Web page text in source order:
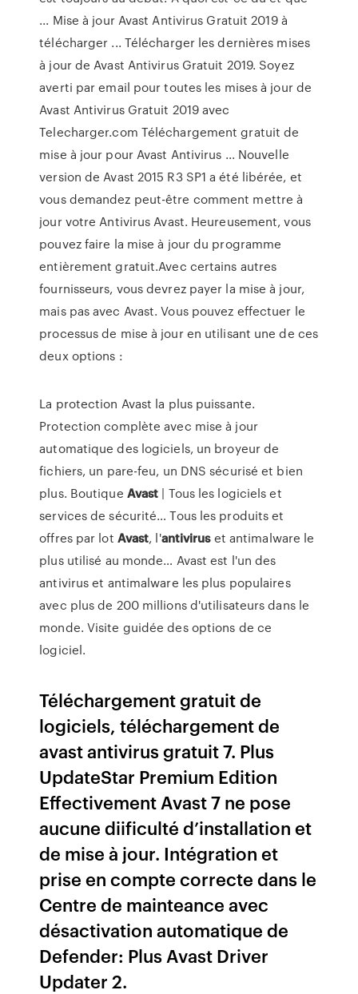
... Mise à jour Avast Antivirus Gratuit 2019 à
télécharger ... Télécharger les dernières mises
à jour de Avast Antivirus Gratuit 2019. Soyez
averti par email pour toutes les mises à jour de
Avast Antivirus Gratuit 2019 avec
Telecharger.com Téléchargement gratuit de
mise à jour pour Avast Antivirus ... Nouvelle
version de Avast 2015 R3 SP1 a été libérée, et
vous demandez peut-être comment mettre à
jour votre Antivirus Avast. Heureusement, vous
pouvez faire la mise à jour du programme
entièrement gratuit.Avec certains autres
fournisseurs, vous devrez payer la mise à jour,
mais pas avec Avast. Vous pouvez effectuer le
processus de mise à jour en utilisant une de ces
deux options :
La protection Avast la plus puissante.
Protection complète avec mise à jour
automatique des logiciels, un broyeur de
fichiers, un pare-feu, un DNS sécurisé et bien
plus. Boutique Avast | Tous les logiciels et
services de sécurité… Tous les produits et
offres par lot Avast, l'antiviruset antimalware le
plus utilisé au monde… Avast est l'un des
antivirus et antimalware les plus populaires
avec plus de 200 millions d'utilisateurs dans le
monde. Visite guidée des options de ce
logiciel.
Téléchargement gratuit de
logiciels, téléchargement de
avast antivirus gratuit 7. Plus
UpdateStar Premium Edition
Effectivement Avast 7 ne pose
aucune diificulté d’installation et
de mise à jour. Intégration et
prise en compte correcte dans le
Centre de mainteance avec
désactivation automatique de
Defender: Plus Avast Driver
Updater 2.